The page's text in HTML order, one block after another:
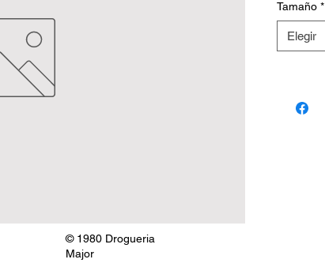
Tamaño *
Elegir
© 1980 Drogueria
Major